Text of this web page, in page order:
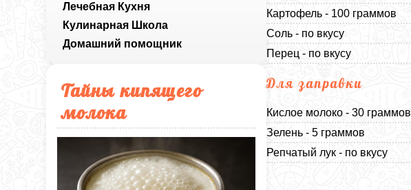
Лечебная Кухня
Кулинарная Школа
Домашний помощник
Тайны кипящего
молока
Картофель - 100 граммов
Соль - по вкусу
Перец - по вкусу
Для заправки
Кислое молоко - 30 граммов
Зелень - 5 граммов
Репчатый лук - по вкусу